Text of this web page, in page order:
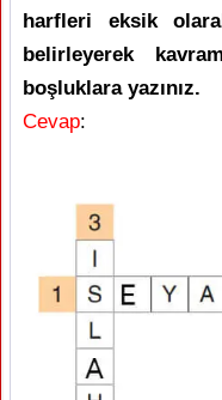
harfleri eksik
belirleyerek
boşluklara yazınız.
Cevap: